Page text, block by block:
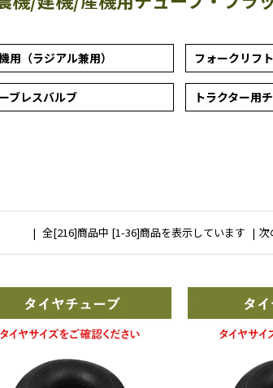
用（ラジアル兼用） フォークリフ
ブレスバルブ トラクター用
全[216]商品中 [1-36]商品を表示しています 次